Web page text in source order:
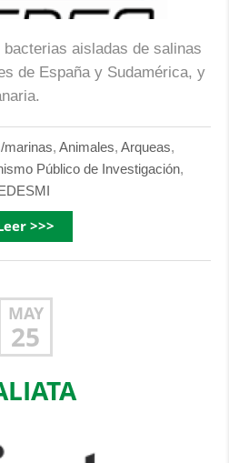
aisladas de salinas
de España y Sudamérica, y
marinas, Animales, Arqueas,
Público de Investigación,
>>>
MAY
25